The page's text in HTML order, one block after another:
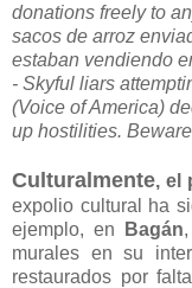
donations freely to
sacos de arroz
estaban vendiendo
- Skyful liars
(Voice of America)
up hostilities.
Culturalmente, el
expolio cultural ha
ejemplo, en
Bagán
murales en su
restaurados por